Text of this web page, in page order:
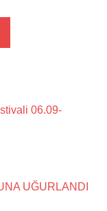
06.09-
UĞURLANDI